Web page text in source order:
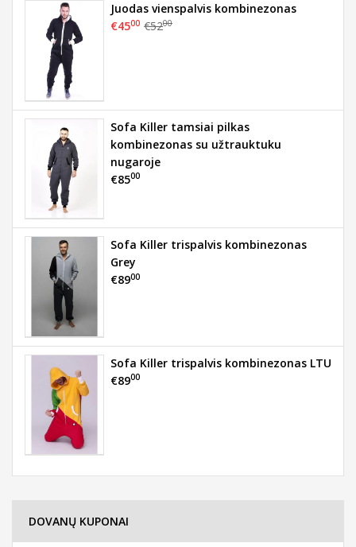
Juodas vienspalvis kombinezonas
€4500 €5200
Sofa Killer tamsiai pilkas
kombinezonas su užtrauktuku
nugaroje
€8500
Sofa Killer trispalvis kombinezonas
Grey
€8900
Sofa Killer trispalvis kombinezonas LTU
€8900
DOVANŲ KUPONAI